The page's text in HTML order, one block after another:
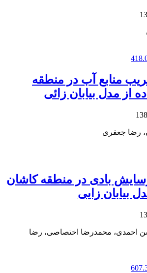
منابع آب در منطقه
از مدل بیابان زائی
رضا جعفری
بادی در منطقه کاشان
بیابان زایی
احمدی، محمدرضا اختصاصی، رضا